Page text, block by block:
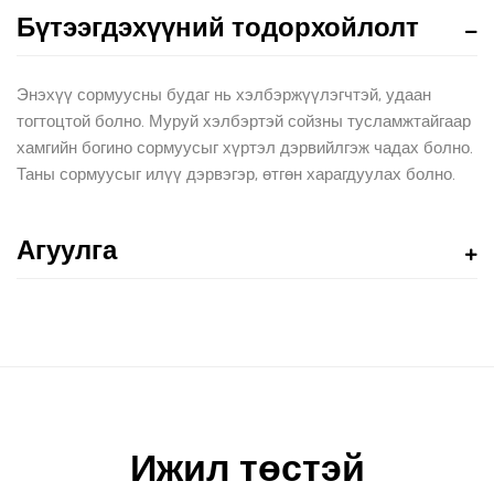
Бүтээгдэхүүний тодорхойлолт
Энэхүү сормуусны будаг нь хэлбэржүүлэгчтэй, удаан
тогтоцтой болно. Муруй хэлбэртэй сойзны тусламжтайгаар
хамгийн богино сормуусыг хүртэл дэрвийлгэж чадах болно.
Таны сормуусыг илүү дэрвэгэр, өтгөн харагдуулах болно.
Агуулга
Ижил төстэй